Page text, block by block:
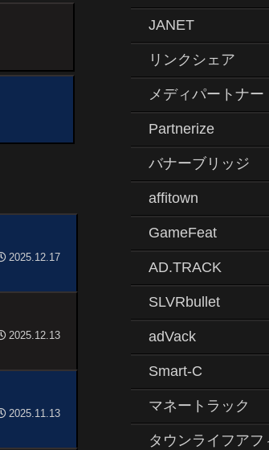
2025.12.17
2025.12.13
2025.11.13
JANET
リンクシェア
メディパートナー
Partnerize
バナーブリッジ
affitown
GameFeat
AD.TRACK
SLVRbullet
adVack
Smart-C
マネートラック
タウンライフアフ